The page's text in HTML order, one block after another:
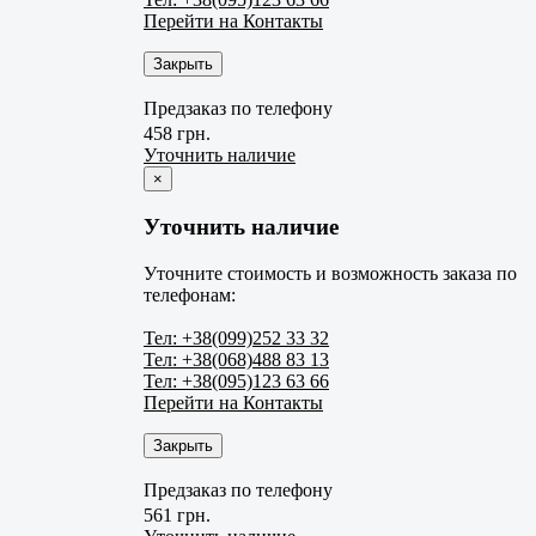
Перейти на Контакты
Закрыть
Предзаказ по телефону
458 грн.
Уточнить наличие
×
Уточнить наличие
Уточните стоимость и возможность заказа по
телефонам:
Тел: +38(099)252 33 32
Тел: +38(068)488 83 13
Тел: +38(095)123 63 66
Перейти на Контакты
Закрыть
Предзаказ по телефону
561 грн.